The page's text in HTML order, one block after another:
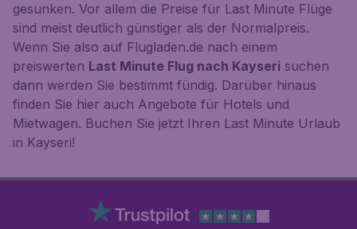
gesunken. Vor allem die Preise für Last Minute Flüge
sind meist deutlich günstiger als der Normalpreis.
Wenn Sie also auf Flugladen.de nach einem
preiswerten Last Minute Flug nach Kayseri suchen
dann werden Sie bestimmt fündig. Darüber hinaus
finden Sie hier auch Angebote für Hotels und
Mietwagen. Buchen Sie jetzt Ihren Last Minute Urlaub
in Kayseri!